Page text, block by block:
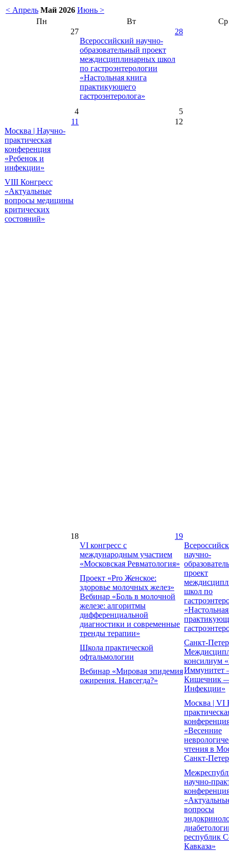
< Апрель Май 2026 Июнь >
Пн
Вт
Ср
27
28
Всероссийский научно-
образовательный проект
междисциплинарных школ
по гастроэнтерологии
«Настольная книга
практикующего
гастроэнтеролога»
4
5
11
Москва | Научно-
практическая
конференция
«Ребенок и
инфекции»
VIII Конгресс
«Актуальные
вопросы медицины
критических
состояний»
12
18
19
VI конгресс с
международным участием
«Московская Ревматология»
Проект «Pro Женское:
здоровье молочных желез»
Вебинар «Боль в молочной
железе: алгоритмы
дифференциальной
диагностики и современные
тренды терапии»
Школа практической
офтальмологии
Вебинар «Мировая эпидемия
ожирения. Навсегда?»
научно-
проект
школ по
Санкт-
консилиум
Иммунитет
Кишечник
Инфекции»
Москва | VI
«Весенние
чтения в
Санкт-
научно-
вопросы
республик
Кавказа»